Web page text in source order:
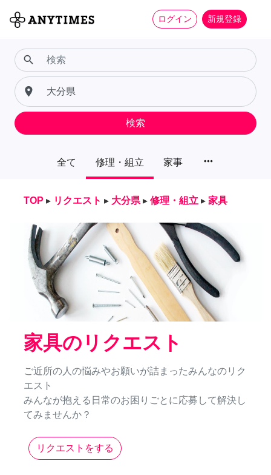
ログイン 新規登録
全て 修理・組立 家事 more_horiz
search
place
検索
TOP ▸ リクエスト ▸ 大分県 ▸ 修理・組立 ▸ 家具
家具のリクエスト
ご近所の人の悩みやお願いが詰まったみんなのリク
エスト
みんなが抱える日常のお困りごとに応募して解決し
てみませんか？
リクエストをする